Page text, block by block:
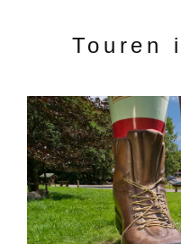
Touren